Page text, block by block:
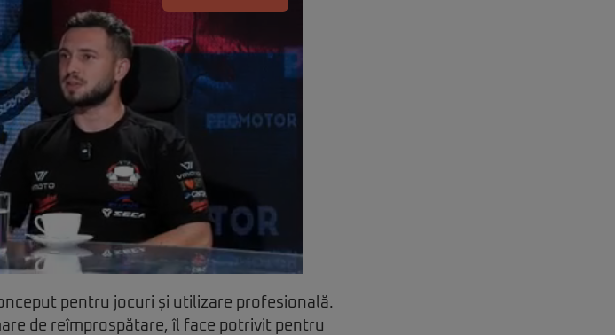
pentru jocuri și utilizare profesională.
de reîmprospătare, îl face potrivit pentru